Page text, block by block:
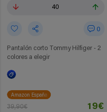
40
0
Pantalón corto Tommy Hilfiger - 2
colores a elegir
Amazon España
39,90€ 19€